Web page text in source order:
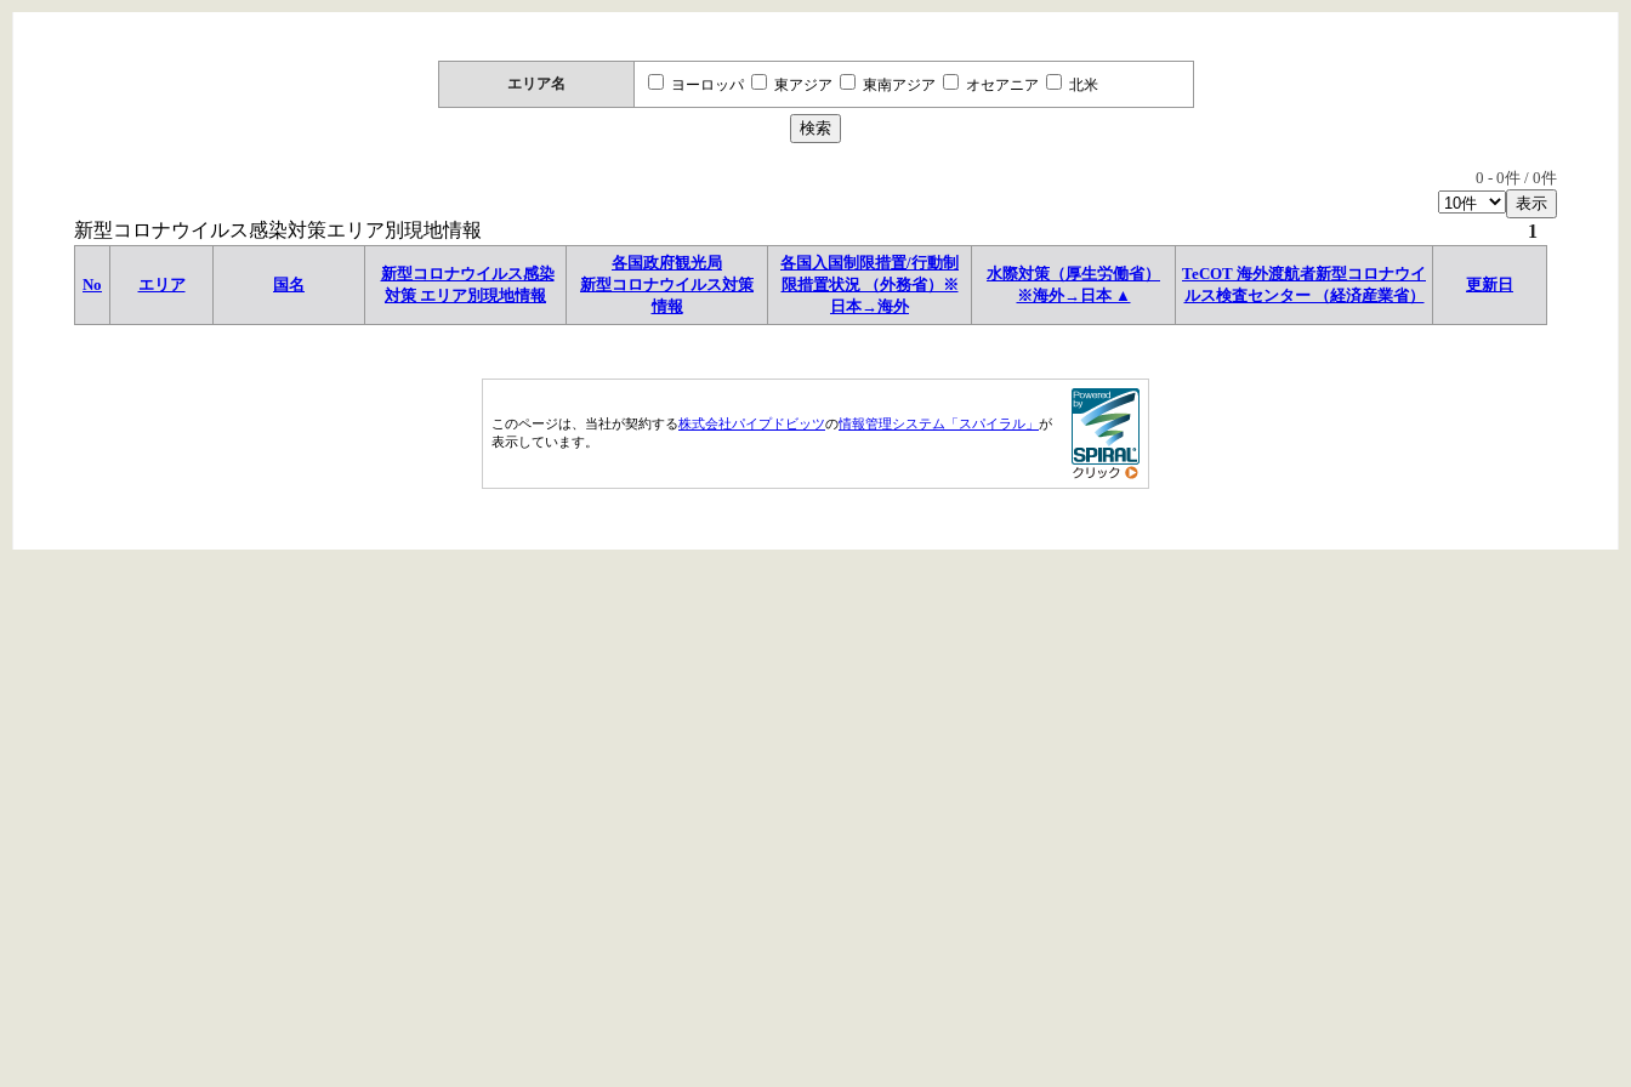
エリア名 ヨーロッパ 東アジア 東南アジア オセアニア 北米
0 - 0件 / 0件
新型コロナウイルス感染対策エリア別現地情報 1
No エリア 国名
新型コロナウイルス感染
対策 エリア別現地情報
各国政府観光局
新型コロナウイルス対策
情報
各国入国制限措置/行動制
限措置状況 （外務省）※
日本→海外
水際対策（厚生労働省）
※海外→日本 ▲
TeCOT 海外渡航者新型コロナウイ
ルス検査センター （経済産業省）
更新日
このページは、当社が契約する株式会社パイプドビッツの情報管理システム「スパイラル」 が
表示しています。